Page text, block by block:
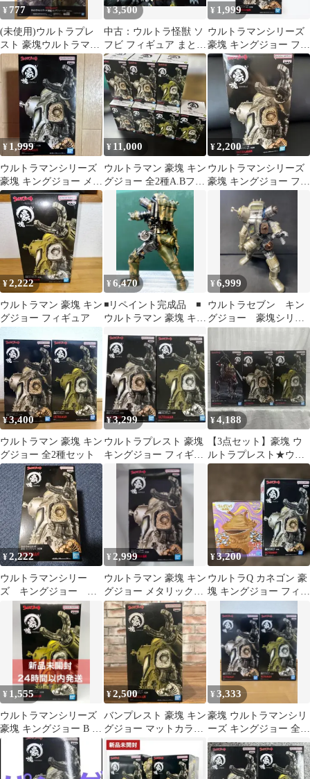
¥ 777
(未使用)ウルトラプレ
スト 豪塊ウルトラマン
キングジョー フィギュ
ア ポスター
¥3,500
中古：ウルトラ怪獣 ソ
フビ フィギュア まとめ
売り+豪塊キングジョー
¥ 1,999
ウルトラマンシリーズ
豪塊 キングジョー フィ
ギュア
¥ 1,999
ウルトラマンシリーズ
豪塊 キングジョー メタ
リックカラーver. フィ
ギュア
¥ 11,000
ウルトラマン 豪塊 キン
グジョー 全2種A.Bフィ
ギュア10個セット♬ま
とめ売り
¥2,200
ウルトラマンシリーズ
豪塊 キングジョー フィ
¥2,222
ウルトラマン 豪塊 キン
グジョー フィギュア
¥6,470
◾️リペイント完成品 ◾️
ウルトラマン 豪塊 キン
ラーver.
¥6,999
ウルトラセブン キン
グジョー 豪塊シリー
ズ リアル塗装 フィギ
¥3,400
ウルトラマン 豪塊 キン
グジョー 全2種セット
¥3,299
ウルトラプレスト 豪塊
キングジョー フィギュ
ア 2種セット
¥4,188
【3点セット】豪塊 ウ
ルトラプレスト★ウル
トラマンベリアル キン
グジョーA/B
¥2,222
ウルトラマンシリー
ズ キングジョー
A(メタリックカラー
ver.) 豪塊
¥2,999
ウルトラマン 豪塊 キン
グジョー メタリックカ
ラー
¥3,200
ウルトラQ カネゴン 豪
塊 キングジョー フィギ
¥ 1,555
ウルトラマンシリーズ
豪塊 キングジョー B マ
ットカラー
¥2,500
バンプレスト 豪塊 キン
グジョー マットカラー
ver.
¥3,333
豪塊 ウルトラマンシリ
ーズ キングジョー 全2
種セット①